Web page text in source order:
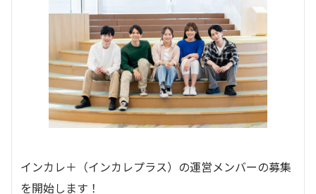
インカレ＋（インカレプラス）の運営メンバーの募集
を開始します！